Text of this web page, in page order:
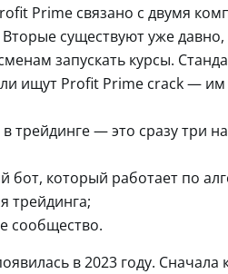
Prime связано с двумя
существуют уже
запускать курсы.
ищут Profit Prime crack —
трейдинге — это сразу три
бот, который работает по
трейдинга;
сообщество.
в 2023 году.